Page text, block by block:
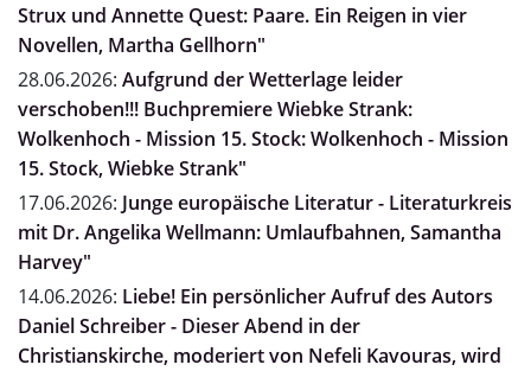
Strux und Annette Quest: Paare. Ein Reigen in vier
Novellen, Martha Gellhorn"
28.06.2026: Aufgrund der Wetterlage leider
verschoben!!! Buchpremiere Wiebke Strank:
Wolkenhoch - Mission 15. Stock: Wolkenhoch - Mission
15. Stock, Wiebke Strank"
17.06.2026: Junge europäische Literatur - Literaturkreis
mit Dr. Angelika Wellmann: Umlaufbahnen, Samantha
Harvey"
14.06.2026: Liebe! Ein persönlicher Aufruf des Autors
Daniel Schreiber - Dieser Abend in der
Christianskirche, moderiert von Nefeli Kavouras, wird